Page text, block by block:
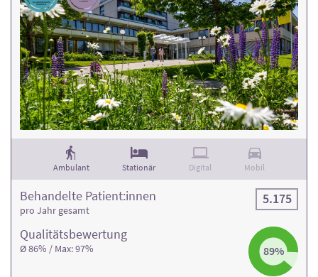
Ambulant Stationär Digital Mobil
Qualitäts­bewertung
Ø 86% / Max: 97% 89%
Behandelte Patient:innen
pro Jahr gesamt
5.175